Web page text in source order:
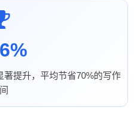
提升，平均节省70%的写作